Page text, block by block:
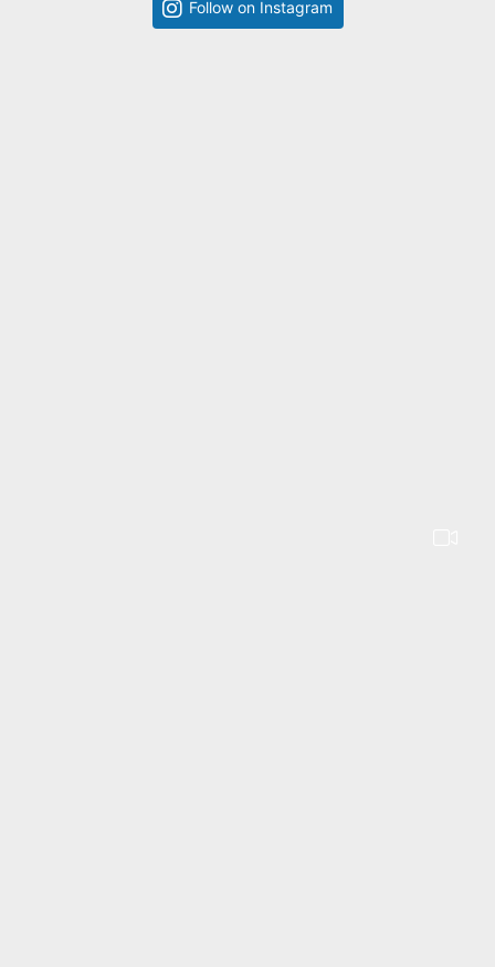
Follow on Instagram